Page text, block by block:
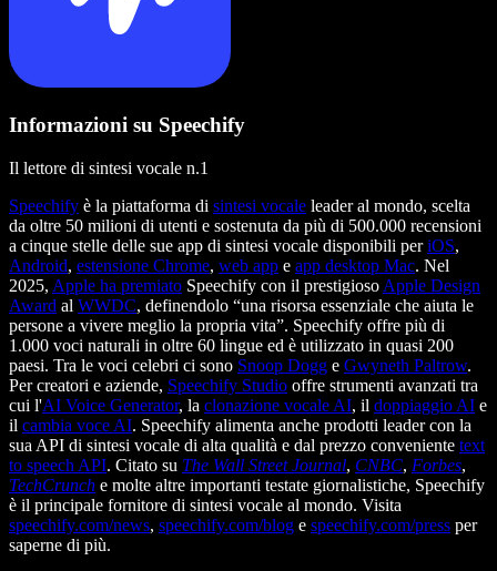
Informazioni su Speechify
Il lettore di sintesi vocale n.1
Speechify è la piattaforma di sintesi vocale leader al mondo, scelta
da oltre 50 milioni di utenti e sostenuta da più di 500.000 recensioni
a cinque stelle delle sue app di sintesi vocale disponibili periOS,
Android, estensione Chrome, web app e app desktop Mac. Nel
2025, Apple ha premiato Speechify con il prestigioso Apple Design
Award al WWDC, definendolo “una risorsa essenziale che aiuta le
persone a vivere meglio la propria vita”. Speechify offre più di
1.000 voci naturali in oltre 60 lingue ed è utilizzato in quasi 200
paesi. Tra le voci celebri ci sono Snoop Dogg e Gwyneth Paltrow.
Per creatori e aziende, Speechify Studio offre strumenti avanzati tra
cui l'AI Voice Generator, la clonazione vocale AI, il doppiaggio AI e
il cambia voce AI. Speechify alimenta anche prodotti leader con la
sua API di sintesi vocale di alta qualità e dal prezzo conveniente text
to speech API. Citato su The Wall Street Journal, CNBC, Forbes,
TechCrunch e molte altre importanti testate giornalistiche, Speechify
è il principale fornitore di sintesi vocale al mondo. Visita
speechify.com/news, speechify.com/blog e speechify.com/press per
saperne di più.